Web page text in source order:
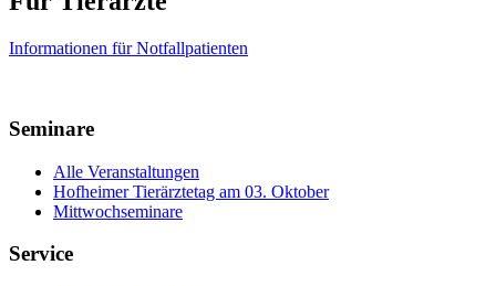
Informationen für Notfallpatienten
Seminare
Alle Veranstaltungen
Hofheimer Tierärztetag am 03. Oktober
Mittwochseminare
Service